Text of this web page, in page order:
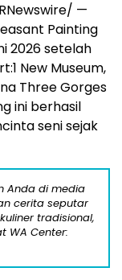
—
Painting
2026 setelah
New Museum,
Three Gorges
ini berhasil
seni sejak
Anda di media
cerita seputar
tradisional,
WA Center: